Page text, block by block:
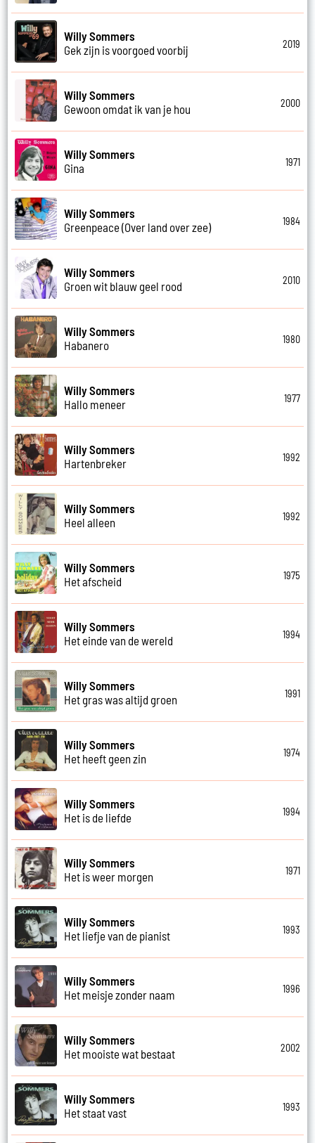
Willy Sommers
Gek zijn is voorgoed voorbij
2019
Willy Sommers
Gewoon omdat ik van je hou
2000
Willy Sommers
Gina
1971
Willy Sommers
Greenpeace (Over land over zee)
1984
Willy Sommers
Groen wit blauw geel rood
2010
Willy Sommers
Habanero
1980
Willy Sommers
Hallo meneer
1977
Willy Sommers
Hartenbreker
1992
Willy Sommers
Heel alleen
1992
Willy Sommers
Het afscheid
1975
Willy Sommers
Het einde van de wereld
1994
Willy Sommers
Het gras was altijd groen
1991
Willy Sommers
Het heeft geen zin
1974
Willy Sommers
Het is de liefde
1994
Willy Sommers
Het is weer morgen
1971
Willy Sommers
Het liefje van de pianist
1993
Willy Sommers
Het meisje zonder naam
1996
Willy Sommers
Het mooiste wat bestaat
2002
Willy Sommers
Het staat vast
1993